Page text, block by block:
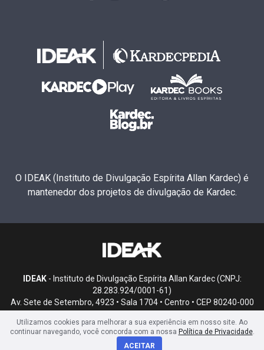
O IDEAK (Instituto de Divulgação Espírita Allan Kardec) é
mantenedor dos projetos de divulgação de Kardec.
IDEAK- Instituto de Divulgação Espírita Allan Kardec (CNPJ:
28.283.924/0001-61)
Av. Sete de Setembro, 4923 • Sala 1704 • Centro • CEP 80240-000
Utilizamos cookies para melhorar a sua experiência em nosso site. Ao
continuar navegando, você concorda com a nossa Política de Privacidade.
ACEITAR